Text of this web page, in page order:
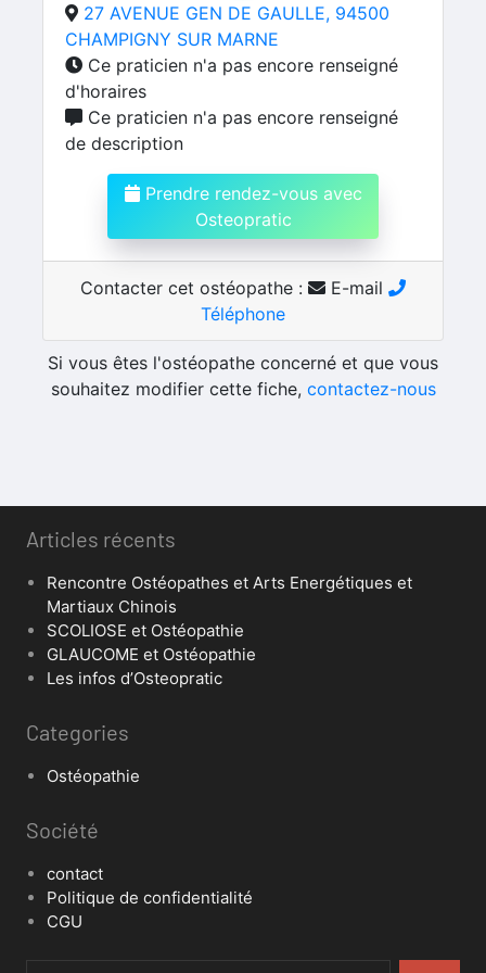
27 AVENUE GEN DE GAULLE, 94500
CHAMPIGNY SUR MARNE
Ce praticien n'a pas encore renseigné
d'horaires
Ce praticien n'a pas encore renseigné
de description
Prendre rendez-vous avec
Osteopratic
Contacter cet ostéopathe :
E-mail
Téléphone
Si vous êtes l'ostéopathe concerné et que vous
souhaitez modifier cette fiche, contactez-nous
Articles récents
Rencontre Ostéopathes et Arts Energétiques et
Martiaux Chinois
SCOLIOSE et Ostéopathie
GLAUCOME et Ostéopathie
Les infos d’Osteopratic
Categories
Ostéopathie
Société
contact
Politique de confidentialité
CGU